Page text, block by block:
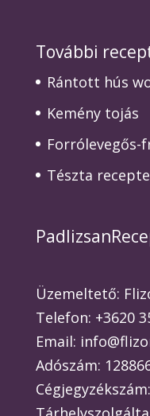
További
Rántott hús
Kemény tojás
Tészta
Üzemeltető:
Telefon: +3620
Email:
Adószám: